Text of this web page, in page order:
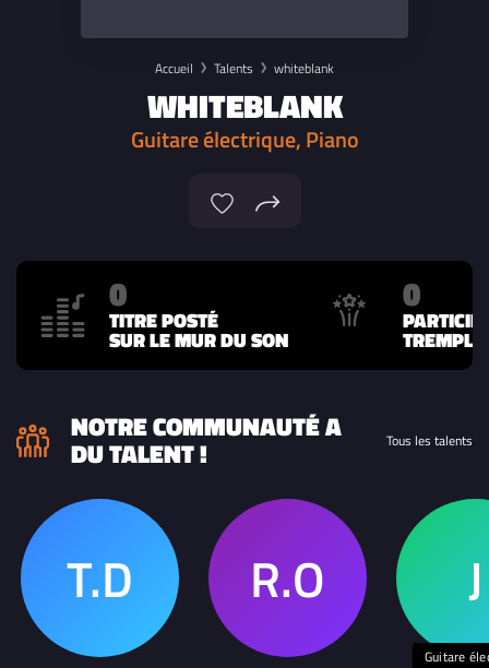
Accueil Talents whiteblank
WHITEBLANK
Guitare électrique, Piano
0
TITRE POSTÉ
SUR LE MUR DU SON
0
NOTRE COMMUNAUTÉ A
DU TALENT ! Tous les talents
Guitare